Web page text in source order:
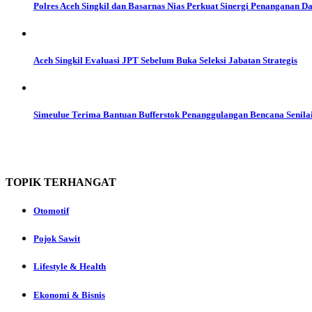
Polres Aceh Singkil dan Basarnas Nias Perkuat Sinergi Penanganan
Aceh Singkil Evaluasi JPT Sebelum Buka Seleksi Jabatan Strategis
Simeulue Terima Bantuan Bufferstok Penanggulangan Bencana
TOPIK TERHANGAT
Otomotif
Pojok Sawit
Lifestyle & Health
Ekonomi & Bisnis